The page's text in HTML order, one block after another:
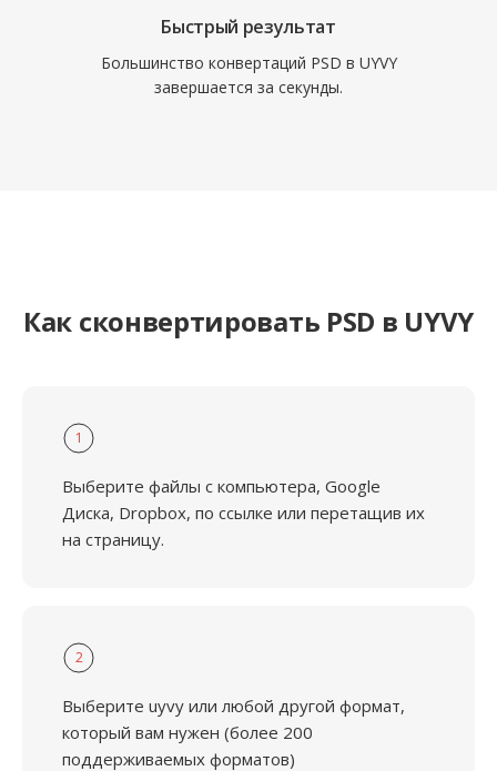
Быстрый результат
Большинство конвертаций PSD в UYVY
завершается за секунды.
Как сконвертировать PSD в UYVY
1
Выберите файлы с компьютера, Google
Диска, Dropbox, по ссылке или перетащив их
на страницу.
2
Выберите uyvy или любой другой формат,
который вам нужен (более 200
поддерживаемых форматов)